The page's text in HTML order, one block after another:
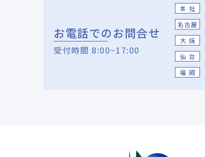
お電話でのお問合せ
受付時間 8:00~17:00
本 社
名古屋
大 阪
仙 台
福 岡